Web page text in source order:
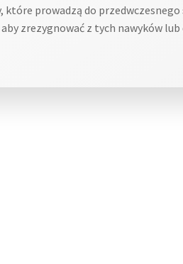
które prowadzą do
zrezygnować z tych nawyków